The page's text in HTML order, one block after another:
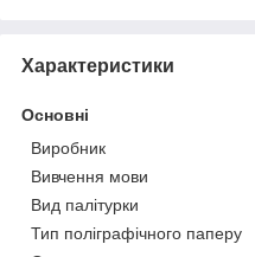
Характеристики
Основні
Виробник
Вивчення мови
Вид палітурки
Тип поліграфічного паперу